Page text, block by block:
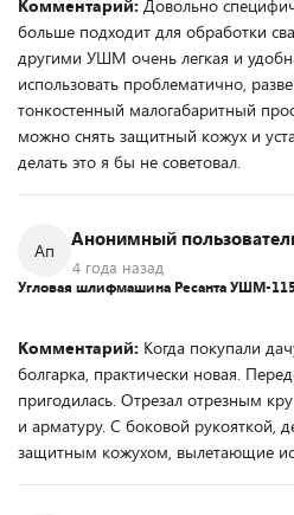
Комментарий: Довольно
больше подходит для обработки
другими УШМ очень легкая и
использовать проблематично,
тонкостенный малогабаритный
можно снять защитный кожух и
делать это я бы не советовал.
Ап
Анонимный
4 года назад
Угловая шлифмашина Ресанта УШМ-
Комментарий: Когда покупали
болгарка, практически новая.
пригодилась. Отрезал отрезным
и арматуру. С боковой рукояткой,
защитным кожухом, вылетающие